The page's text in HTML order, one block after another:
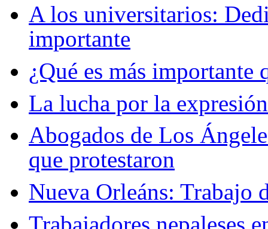
A los universitarios:
importante
¿Qué es más importante
La lucha por la
Abogados de Los
que protestaron
Nueva Orleáns: Trabajo